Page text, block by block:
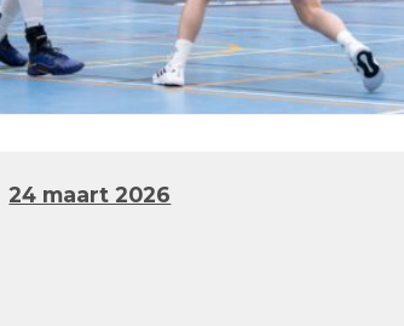
24 maart 2026